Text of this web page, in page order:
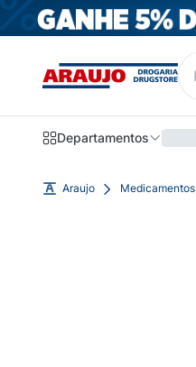
Departamentos
Araujo Medicamentos